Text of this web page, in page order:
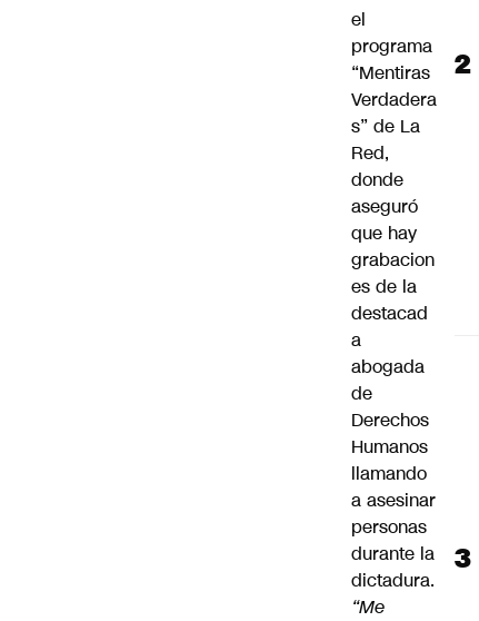
el
programa
“Mentiras
Verdadera
s” de La
Red,
donde
aseguró
que hay
grabacion
es de la
destacad
a
abogada
de
Derechos
Humanos
llamando
a asesinar
personas
durante la
dictadura.
“Me